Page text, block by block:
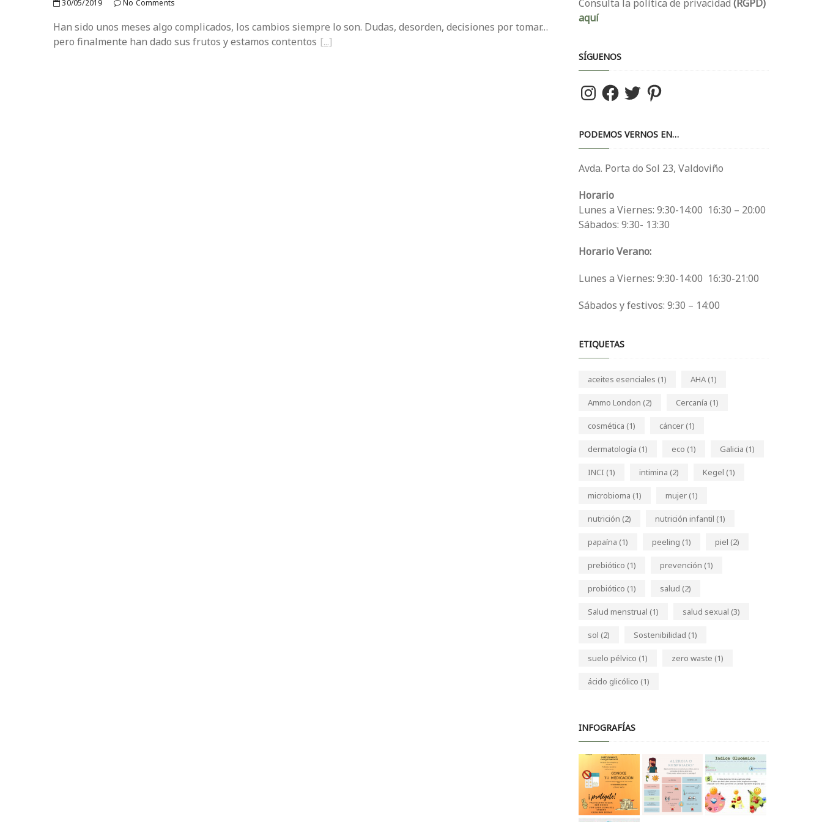
30/05/2019 No Comments
Han sido unos meses algo complicados, los cambios siempre lo son. Dudas, desorden, decisiones por tomar…
pero finalmente han dado sus frutos y estamos contentos
Consulta la política de privacidad (RGPD)
aquí
SÍGUENOS
Instagram
FacebookTwitterPinterest
PODEMOS VERNOS EN…
Avda. Porta do Sol 23, Valdoviño
Horario
Lunes a Viernes: 9:30-14:00 16:30 – 20:00
Sábados: 9:30- 13:30
Horario Verano:
Lunes a Viernes: 9:30-14:00 16:30-21:00
Sábados y festivos: 9:30 – 14:00
ETIQUETAS
aceites esenciales (1) AHA (1)
Ammo London (2) Cercanía (1)
cosmética (1) cáncer (1)
dermatología (1) eco (1) Galicia (1)
INCI (1) intimina (2) Kegel (1)
microbioma (1) mujer (1)
nutrición (2) nutrición infantil (1)
papaína (1) peeling (1) piel (2)
prebiótico (1) prevención (1)
probiótico (1) salud (2)
Salud menstrual (1) salud sexual (3)
sol (2) Sostenibilidad (1)
suelo pélvico (1) zero waste (1)
ácido glicólico (1)
INFOGRAFÍAS